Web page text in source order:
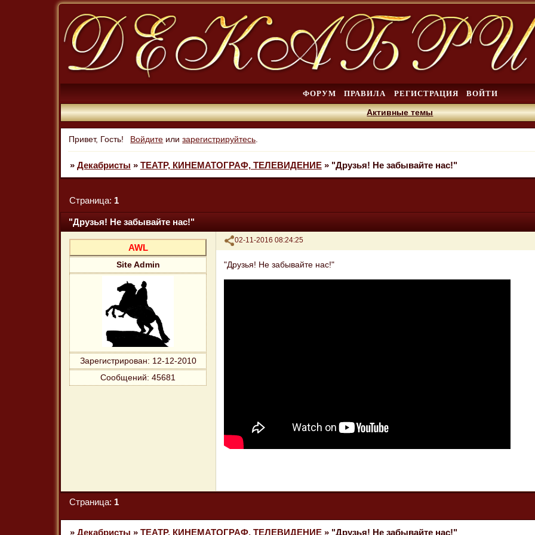
ФОРУМ ПРАВИЛА РЕГИСТРАЦИЯ ВОЙТИ
Активные темы
Привет, Гость! Войдите илизарегистрируйтесь.
» Декабристы » ТЕАТР, КИНЕМАТОГРАФ, ТЕЛЕВИДЕНИЕ » "Друзья! Не забывайте нас!"
"Друзья! Не забывайте нас!"
Страница: 1
Поделиться
02-11-2016 08:24:25
AWL
Site Admin
Зарегистрирован: 12-12-2010
Сообщений: 45681
"Друзья! Не забывайте нас!"
Страница: 1
» Декабристы » ТЕАТР, КИНЕМАТОГРАФ, ТЕЛЕВИДЕНИЕ » "Друзья! Не забывайте нас!"